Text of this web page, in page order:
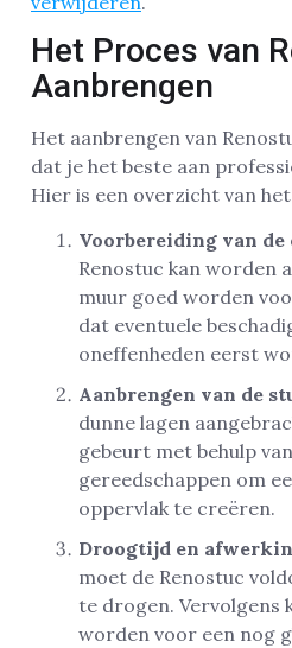
Het Proces van
Aanbrengen
Het aanbrengen van
dat je het beste aan
Hier is een overzicht van
Voorbereiding van
Renostuc kan worden
muur goed worden
dat eventuele
oneffenheden eerst
Aanbrengen van de
dunne lagen
gebeurt met behulp
gereedschappen om
oppervlak te creëren.
Droogtijd en
moet de Renostuc
te drogen. Vervolgens
worden voor een nog